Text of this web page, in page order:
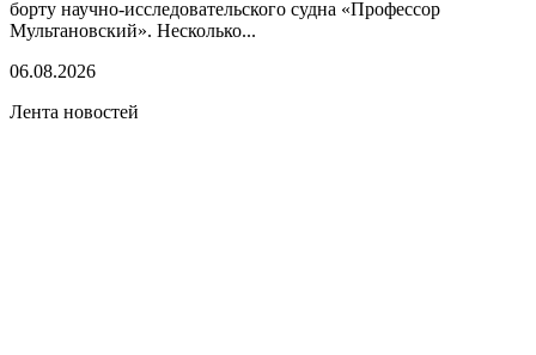
борту научно-исследовательского судна «Профессор
Мультановский». Несколько...
06.08.2026
Лента новостей